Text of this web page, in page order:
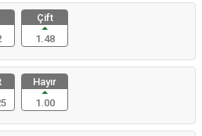
Çift
1.48
Hayır
1.00